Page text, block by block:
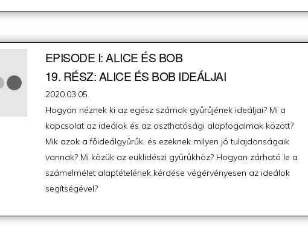
EPISODE I: ALICE ÉS BOB
19. RÉSZ: ALICE ÉS BOB IDEÁLJAI
Posted
on
2020.03.05.
Hogyan néznek ki az egész számok gyűrűjének ideáljai? Mi a
kapcsolat az ideálok és az oszthatósági alapfogalmak között?
Mik azok a főideálgyűrűk, és ezeknek milyen jó tulajdonságaik
vannak? Mi közük az euklidészi gyűrűkhöz? Hogyan zárható le a
számelmélet alaptételének kérdése végérvényesen az ideálok
segítségével?